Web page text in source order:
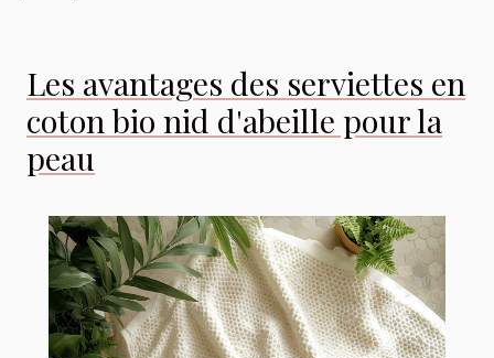
Les avantages des serviettes en
coton bio nid d'abeille pour la
peau